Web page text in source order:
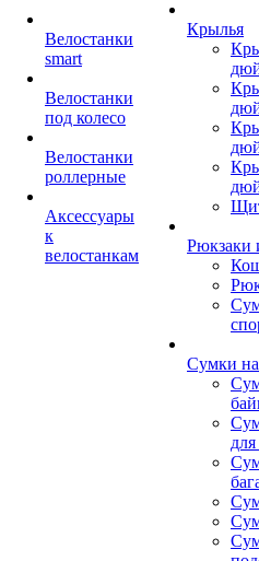
Велостанки
smart
Велостанки
под колесо
Велостанки
роллерные
Аксессуары
к
велостанкам
Крылья
Рюкзаки
Сумки